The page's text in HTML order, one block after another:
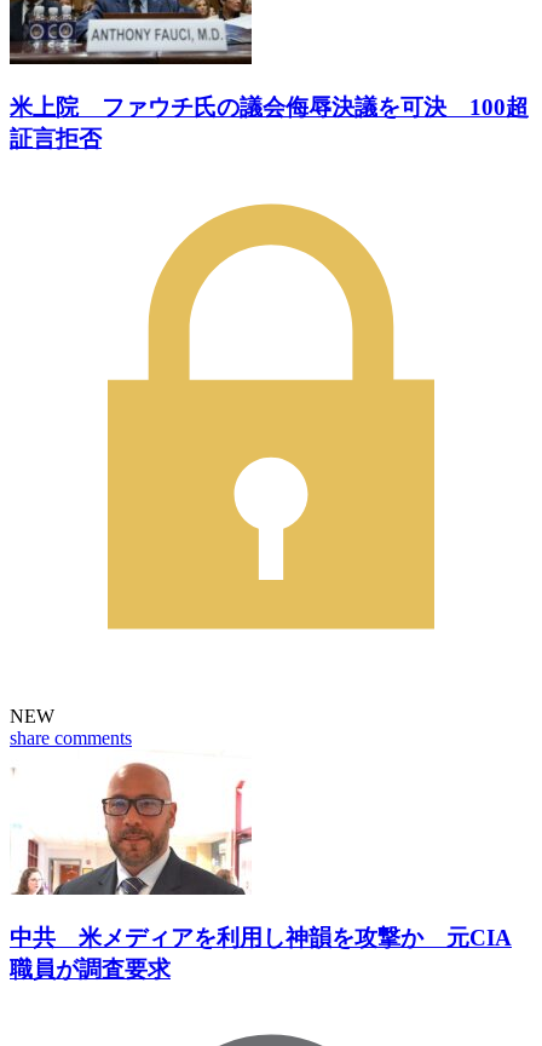
米上院 ファウチ氏の議会侮辱決議を可決 100超
証言拒否
NEW
share comments
中共 米メディアを利用し神韻を攻撃か 元CIA
職員が調査要求